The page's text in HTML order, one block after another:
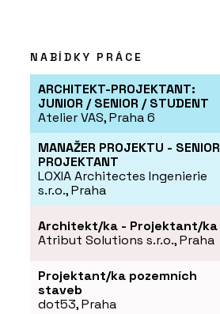
NABÍDKY PRÁCE
ARCHITEKT-PROJEKTANT:
JUNIOR / SENIOR / STUDENT
Atelier VAS, Praha 6
MANAŽER PROJEKTU - SENIOR
PROJEKTANT
LOXIA Architectes Ingenierie
s.r.o., Praha
Architekt/ka - Projektant/ka
Atribut Solutions s.r.o., Praha
Projektant/ka pozemních
staveb
dot53, Praha